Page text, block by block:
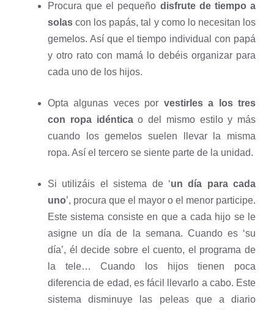
Procura que el pequeño disfrute de tiempo a
solas con los papás, tal y como lo necesitan los
gemelos. Así que el tiempo individual con papá
y otro rato con mamá lo debéis organizar para
cada uno de los hijos.
Opta algunas veces por vestirles a los tres
con ropa idénticao del mismo estilo y más
cuando los gemelos suelen llevar la misma
ropa. Así el tercero se siente parte de la unidad.
Si utilizáis el sistema de ‘un día para cada
uno’, procura que el mayor o el menor participe.
Este sistema consiste en que a cada hijo se le
asigne un día de la semana. Cuando es ‘su
día’, él decide sobre el cuento, el programa de
la tele… Cuando los hijos tienen poca
diferencia de edad, es fácil llevarlo a cabo. Este
sistema disminuye las peleas que a diario